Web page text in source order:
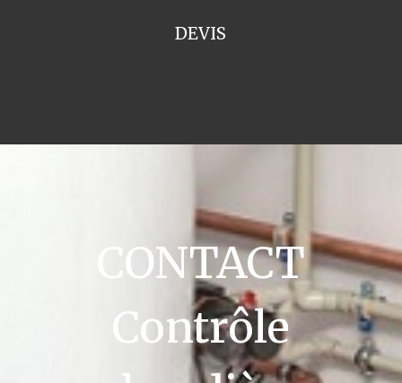
DEVIS
CONTACT
Contrôle